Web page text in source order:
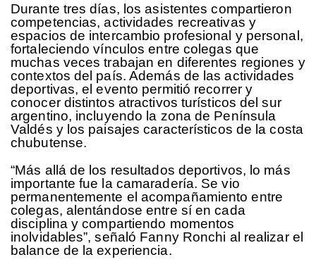
Durante tres días, los asistentes compartieron
competencias, actividades recreativas y
espacios de intercambio profesional y personal,
fortaleciendo vínculos entre colegas que
muchas veces trabajan en diferentes regiones y
contextos del país. Además de las actividades
deportivas, el evento permitió recorrer y
conocer distintos atractivos turísticos del sur
argentino, incluyendo la zona de Península
Valdés y los paisajes característicos de la costa
chubutense.
“Más allá de los resultados deportivos, lo más
importante fue la camaradería. Se vio
permanentemente el acompañamiento entre
colegas, alentándose entre sí en cada
disciplina y compartiendo momentos
inolvidables”, señaló Fanny Ronchi al realizar el
balance de la experiencia.